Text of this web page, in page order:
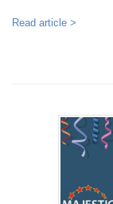
Read article >